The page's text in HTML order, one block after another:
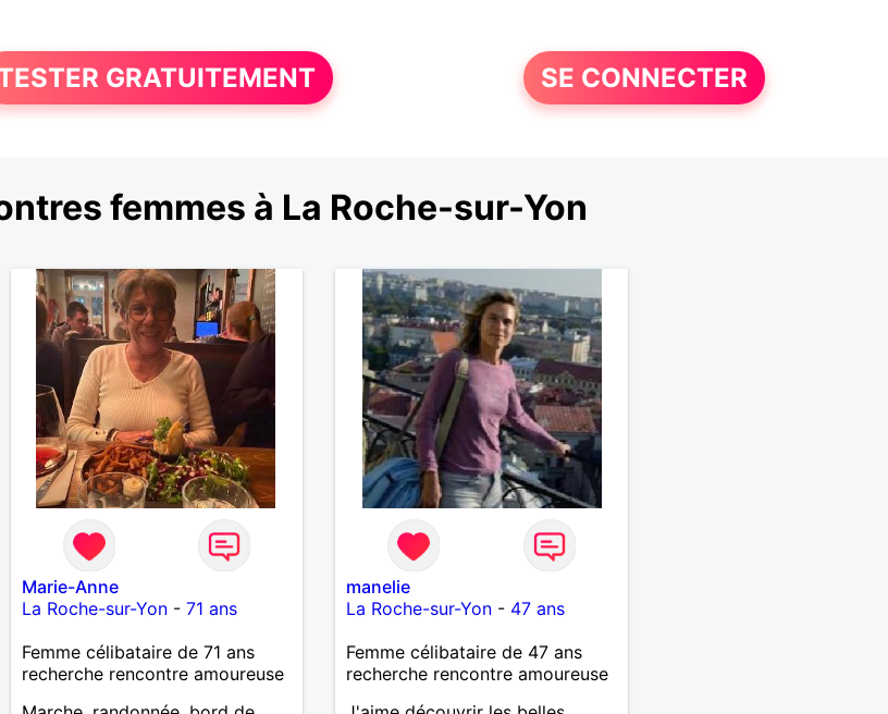
GRATUITEMENT SE CONNECTER
femmes à La Roche-sur-Yon
Marie-Anne
La Roche-sur-Yon- 71 ans
Femme célibataire de 71 ans
recherche rencontre amoureuse
manelie
La Roche-sur-Yon - 47 ans
Femme célibataire de 47 ans
recherche rencontre amoureuse